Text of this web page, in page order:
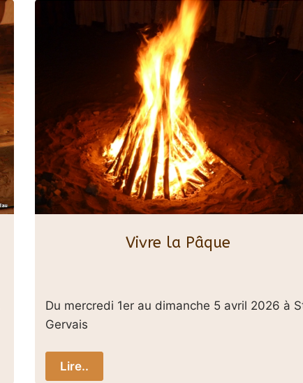
Vivre la Pâque
Du mercredi 1er au dimanche 5 avril 2026 à
Gervais
Lire..